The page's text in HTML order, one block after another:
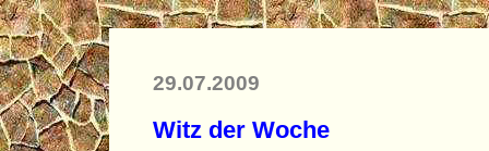
29.07.2009
Witz der Woche